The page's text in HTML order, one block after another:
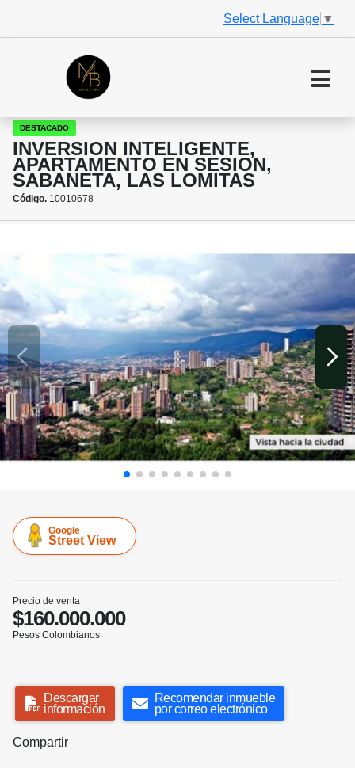
Select Language ▼
DESTACADO
INVERSION INTELIGENTE,
APARTAMENTO EN SESION,
SABANETA, LAS LOMITAS
Código. 10010678
Google
Street View
Precio de venta
$160.000.000
Pesos Colombianos
Descargar
información
Recomendar inmueble
por correo electrónico
Compartir